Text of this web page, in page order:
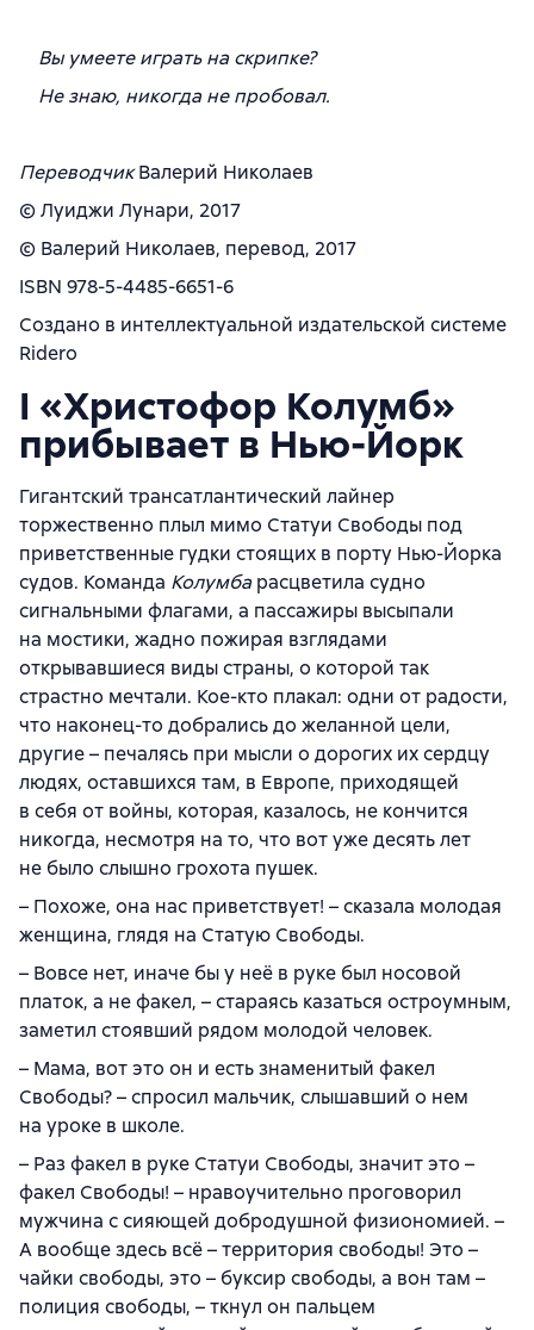
Вы умеете играть на скрипке?
Не знаю, никогда не пробовал.
ПереводчикВалерий Николаев
© Луиджи Лунари, 2017
© Валерий Николаев, перевод, 2017
ISBN 978-5-4485-6651-6
Создано в интеллектуальной издательской системе
Ridero
I «Христофор Колумб»
прибывает в Нью-Йорк
Гигантский трансатлантический лайнер
торжественно плыл мимо Статуи Свободы под
приветственные гудки стоящих в порту Нью-Йорка
судов. Команда Колумба расцветила судно
сигнальными флагами, а пассажиры высыпали
на мостики, жадно пожирая взглядами
открывавшиеся виды страны, о которой так
страстно мечтали. Кое-кто плакал: одни от радости,
что наконец-то добрались до желанной цели,
другие – печалясь при мысли о дорогих их сердцу
людях, оставшихся там, в Европе, приходящей
в себя от войны, которая, казалось, не кончится
никогда, несмотря на то, что вот уже десять лет
не было слышно грохота пушек.
– Похоже, она нас приветствует! – сказала молодая
женщина, глядя на Статую Свободы.
– Вовсе нет, иначе бы у неё в руке был носовой
платок, а не факел, – стараясь казаться остроумным,
заметил стоявший рядом молодой человек.
– Мама, вот это он и есть знаменитый факел
Свободы? – спросил мальчик, слышавший о нем
на уроке в школе.
– Раз факел в руке Статуи Свободы, значит это –
факел Свободы! – нравоучительно проговорил
мужчина с сияющей добродушной физиономией. –
А вообще здесь всё – территория свободы! Это –
чайки свободы, это – буксир свободы, а вон там –
полиция свободы, – ткнул он пальцем